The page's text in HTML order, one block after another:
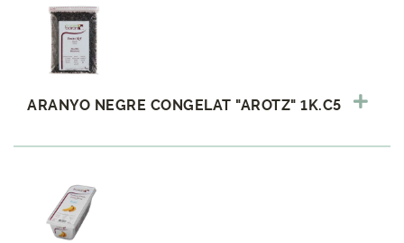
ARANYO NEGRE CONGELAT "AROTZ" 1K.C5